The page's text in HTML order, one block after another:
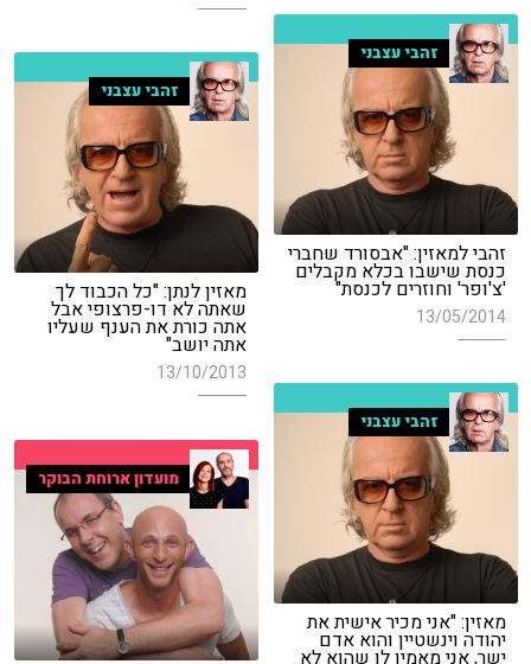
זהבי עצבני
זהבי למאזין: "אבסורד שחברי
כנסת שישבו בכלא מקבלים
'צ'ופר' וחוזרים לכנסת"
13/05/2014
זהבי עצבני
מאזין לנתן: "כל הכבוד לך
שאתה לא דו-פרצופי אבל
אתה כורת את הענף שעליו
אתה יושב"
13/10/2013
זהבי עצבני
מאזין: "אני מכיר אישית את
יהודה וינשטיין והוא אדם
ישר, אני מאמין לו שהוא לא
מועדון ארוחת הבוקר